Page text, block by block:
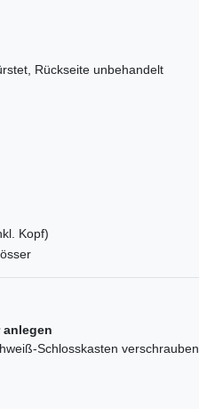
Rückseite unbehandelt
Kopf)
anlegen
Schlosskasten verschrauben